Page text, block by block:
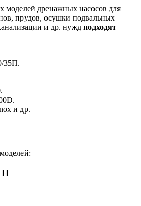
моделей дренажных насосов для
прудов, осушки подвальных
и др. нужд подходят
35П.
и др.
Н